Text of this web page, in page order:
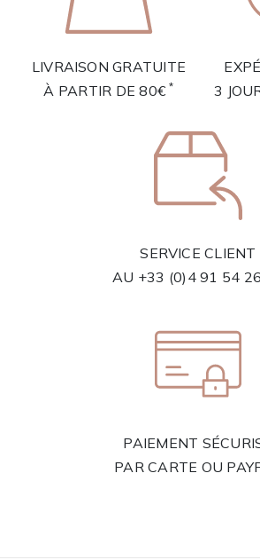
LIVRAISON GRATUITE
À PARTIR DE 80€ *
3
SERVICE CLIENT
AU +33 (0)4 91 54
PAIEMENT
PAR CARTE OU